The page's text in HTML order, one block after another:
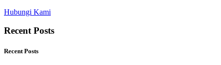
Hubungi Kami
Recent Posts
Recent Posts